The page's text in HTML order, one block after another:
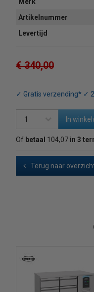
Merk
Artikelnummer
Levertijd
€ 340,00
✓ Gratis verzending* ✓
In
Of betaal 104,07 in 3
Terug naar